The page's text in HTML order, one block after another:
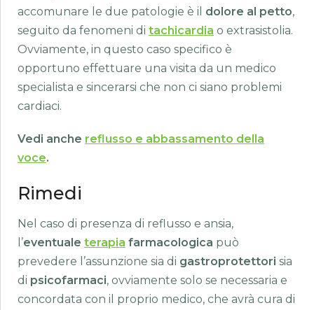
accomunare le due patologie è il dolore al petto,
seguito da fenomeni di tachicardia o extrasistolia.
Ovviamente, in questo caso specifico è
opportuno effettuare una visita da un medico
specialista e sincerarsi che non ci siano problemi
cardiaci.
Vedi anche reflusso e abbassamento della
voce.
Rimedi
Nel caso di presenza di reflusso e ansia,
l’eventuale terapia farmacologica può
prevedere l’assunzione sia di gastroprotettori sia
di psicofarmaci, ovviamente solo se necessaria e
concordata con il proprio medico, che avrà cura di